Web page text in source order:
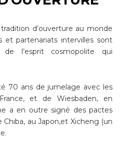
une
en ligne, annoncer
une subvention
annuels
publics ou
les disponibilités
CFF, créez ou
vous à votre
d’ouverture au monde
et partenariats intervilles sont
de l’esprit cosmopolite qui
70 ans de jumelage avec les
et de Wiesbaden, en
a en outre signé des pactes
Chiba, au Japon,et Xicheng (un